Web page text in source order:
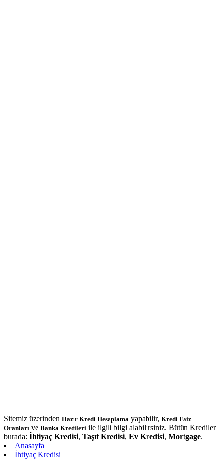
Sitemiz üzerinden Hazır Kredi Hesaplama yapabilir, Kredi Faiz
Oranları ve Banka Kredileri ile ilgili bilgi alabilirsiniz. Bütün Krediler
burada: İhtiyaç Kredisi, Taşıt Kredisi, Ev Kredisi, Mortgage.
Anasayfa
İhtiyaç Kredisi